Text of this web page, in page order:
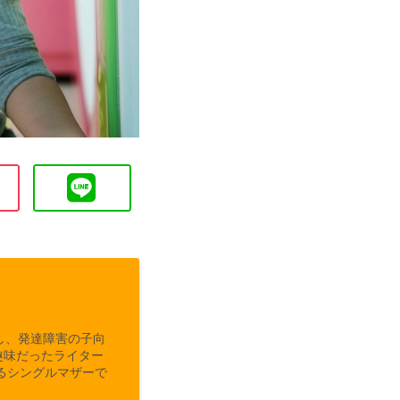
発達障害の子向
だったライター
シングルマザーで